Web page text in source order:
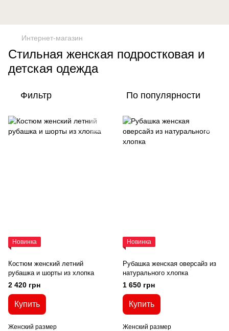
Интернет-магазин
Стильная женская подростковая и
детская одежда
Фильтр По популярности
Новинка
Костюм женский летний
рубашка и шорты из хлопка
2 420 грн
Купить
Женский размер
Новинка
Рубашка женская оверсайз из
натурального хлопка
1 650 грн
Купить
Женский размер